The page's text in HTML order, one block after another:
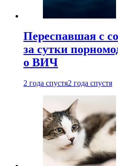
Переспавшая с
за сутки
о ВИЧ
2 года спустя2 года спустя